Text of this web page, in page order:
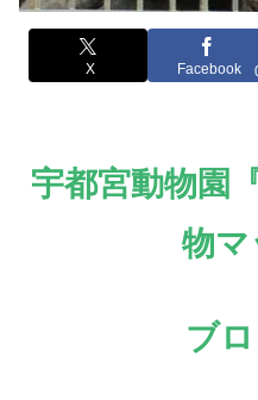
X Facebook
宇都宮動物園
物マ
ブ